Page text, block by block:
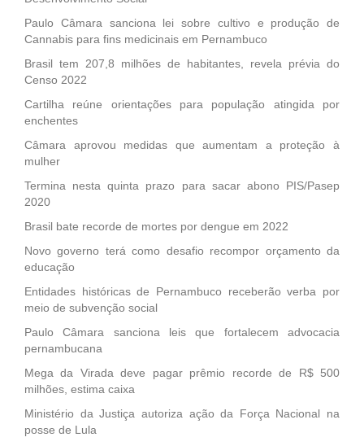
Paulo Câmara sanciona lei sobre cultivo e produção de
Cannabis para fins medicinais em Pernambuco
Brasil tem 207,8 milhões de habitantes, revela prévia do
Censo 2022
Cartilha reúne orientações para população atingida por
enchentes
Câmara aprovou medidas que aumentam a proteção à
mulher
Termina nesta quinta prazo para sacar abono PIS/Pasep
2020
Brasil bate recorde de mortes por dengue em 2022
Novo governo terá como desafio recompor orçamento da
educação
Entidades históricas de Pernambuco receberão verba por
meio de subvenção social
Paulo Câmara sanciona leis que fortalecem advocacia
pernambucana
Mega da Virada deve pagar prêmio recorde de R$ 500
milhões, estima caixa
Ministério da Justiça autoriza ação da Força Nacional na
posse de Lula